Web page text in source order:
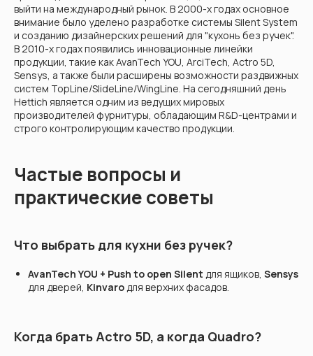
выйти на международный рынок. В 2000-х годах основное
внимание было уделено разработке системы Silent System
и созданию дизайнерских решений для "кухонь без ручек".
В 2010-х годах появились инновационные линейки
продукции, такие как AvanTech YOU, ArciTech, Actro 5D,
Sensys, а также были расширены возможности раздвижных
систем TopLine/SlideLine/WingLine. На сегодняшний день
Hettich является одним из ведущих мировых
производителей фурнитуры, обладающим R&D-центрами и
строго контролирующим качество продукции.
Частые вопросы и
практические советы
Что выбрать для кухни без ручек?
AvanTech YOU + Push to open Silent для ящиков, Sensys
для дверей, Kinvaroдля верхних фасадов.
Когда брать Actro 5D, а когда Quadro?